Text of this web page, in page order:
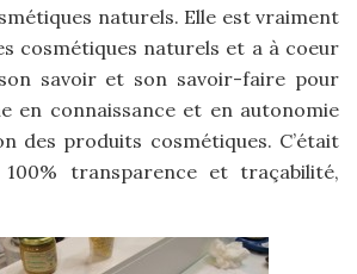
naturels. Elle est vraiment
cosmétiques naturels et a à coeur
savoir et son savoir-faire pour
en connaissance et en autonomie
des produits cosmétiques. C’était
transparence et traçabilité,